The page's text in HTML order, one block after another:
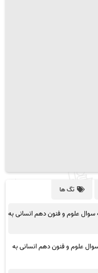
تگ ها
سوال علوم و فنون دهم انسانی به
علوم و فنون دهم انسانی به